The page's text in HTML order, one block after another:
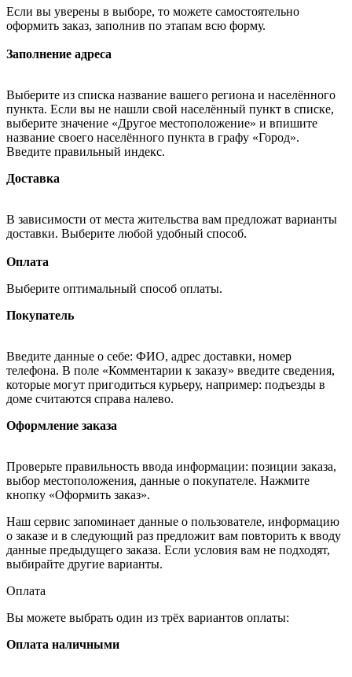
Если вы уверены в выборе, то можете самостоятельно
оформить заказ, заполнив по этапам всю форму.
Заполнение адреса
Выберите из списка название вашего региона и населённого
пункта. Если вы не нашли свой населённый пункт в списке,
выберите значение «Другое местоположение» и впишите
название своего населённого пункта в графу «Город».
Введите правильный индекс.
Доставка
В зависимости от места жительства вам предложат варианты
доставки. Выберите любой удобный способ.
Оплата
Выберите оптимальный способ оплаты.
Покупатель
Введите данные о себе: ФИО, адрес доставки, номер
телефона. В поле «Комментарии к заказу» введите сведения,
которые могут пригодиться курьеру, например: подъезды в
доме считаются справа налево.
Оформление заказа
Проверьте правильность ввода информации: позиции заказа,
выбор местоположения, данные о покупателе. Нажмите
кнопку «Оформить заказ».
Наш сервис запоминает данные о пользователе, информацию
о заказе и в следующий раз предложит вам повторить к вводу
данные предыдущего заказа. Если условия вам не подходят,
выбирайте другие варианты.
Оплата
Вы можете выбрать один из трёх вариантов оплаты:
Оплата наличными